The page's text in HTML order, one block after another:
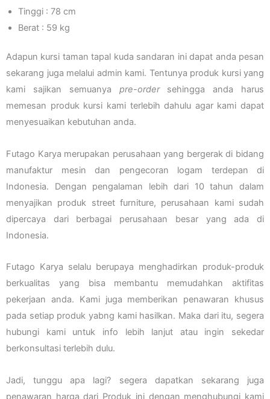
Tinggi : 78 cm
Berat : 59 kg
Adapun kursi taman tapal kuda sandaran ini dapat anda pesan
sekarang juga melalui admin kami. Tentunya produk kursi yang
kami sajikan semuanya pre-ordersehingga anda harus
memesan produk kursi kami terlebih dahulu agar kami dapat
menyesuaikan kebutuhan anda.
Futago Karya merupakan perusahaan yang bergerak di bidang
manufaktur mesin dan pengecoran logam terdepan di
Indonesia. Dengan pengalaman lebih dari 10 tahun dalam
menyajikan produk street furniture, perusahaan kami sudah
dipercaya dari berbagai perusahaan besar yang ada di
Indonesia.
Futago Karya selalu berupaya menghadirkan produk-produk
berkualitas yang bisa membantu memudahkan aktifitas
pekerjaan anda. Kami juga memberikan penawaran khusus
pada setiap produk yabng kami hasilkan. Maka dari itu, segera
hubungi kami untuk info lebih lanjut atau ingin sekedar
berkonsultasi terlebih dulu.
Jadi, tunggu apa lagi? segera dapatkan sekarang juga
penawaran harga dari Produk ini dengan menghubungi kami